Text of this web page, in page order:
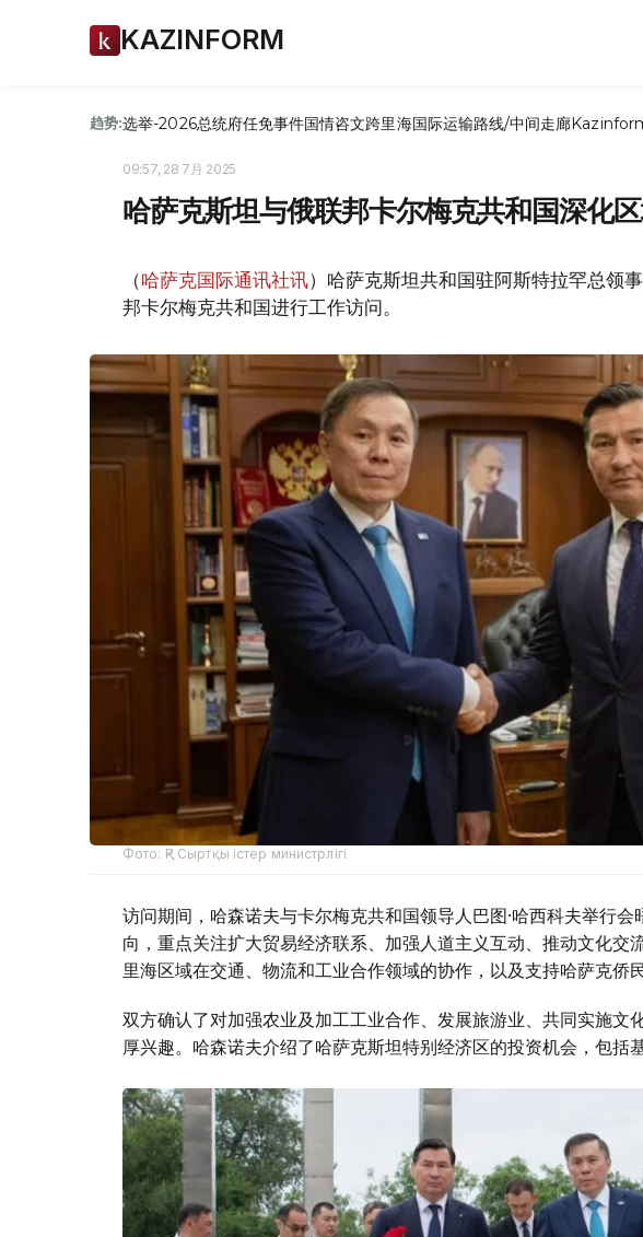
KAZINFORM
趋势:选举-2026总统府任免事件国情咨文跨里海国际运输路线/中间走廊
09:57, 28 7月 2025
哈萨克斯坦与俄联邦卡尔梅克共和国深化
（哈萨克国际通讯社讯）哈萨克斯坦共和国驻阿斯特拉罕总领
邦卡尔梅克共和国进行工作访问。
Фото: ҚР Сыртқы істер министрлігі
访问期间，哈森诺夫与卡尔梅克共和国领导人巴图·哈西科夫举行
向，重点关注扩大贸易经济联系、加强人道主义互动、推动文化交
里海区域在交通、物流和工业合作领域的协作，以及支持哈萨克侨
双方确认了对加强农业及加工工业合作、发展旅游业、共同实施文
厚兴趣。哈森诺夫介绍了哈萨克斯坦特别经济区的投资机会，包括